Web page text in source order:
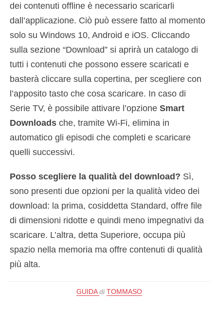
dei contenuti offline è necessario scaricarli
dall’applicazione. Ciò può essere fatto al momento
solo su Windows 10, Android e iOS. Cliccando
sulla sezione “Download” si aprirà un catalogo di
tutti i contenuti che possono essere scaricati e
basterà cliccare sulla copertina, per scegliere con
l’apposito tasto che cosa scaricare. In caso di
Serie TV, è possibile attivare l’opzione Smart
Downloads che, tramite Wi-Fi, elimina in
automatico gli episodi che completi e scaricare
quelli successivi.
Posso scegliere la qualità del download? Sì,
sono presenti due opzioni per la qualità video dei
download: la prima, cosiddetta Standard, offre file
di dimensioni ridotte e quindi meno impegnativi da
scaricare. L’altra, detta Superiore, occupa più
spazio nella memoria ma offre contenuti di qualità
più alta.
GUIDA di TOMMASO